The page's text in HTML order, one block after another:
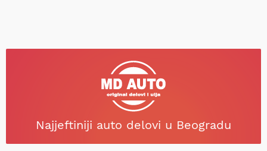
Najjeftiniji auto delovi u Beogradu